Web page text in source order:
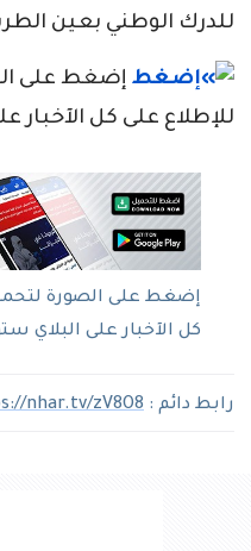
للدرك الوطني بعين
إضغط على
للإطلاع على كل الآخبار
إضغط على الصورة
كل الآخبار على البلاي
رابط دائم : nhar.tv/zV8O8